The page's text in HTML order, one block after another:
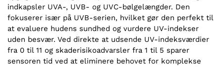
indkapsler UVA-, UVB- og UVC-bølgelængder. Den
fokuserer især på UVB-serien, hvilket gør den perfekt til
at evaluere hudens sundhed og vurdere UV-indekser
uden besvær. Ved direkte at udsende UV-indeksværdier
fra 0 til 11 og skaderisikoadvarsler fra 1 til 5 sparer
sensoren tid ved at eliminere behovet for komplekse